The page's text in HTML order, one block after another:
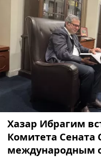
Хазар Ибрагим
Комитета
международным